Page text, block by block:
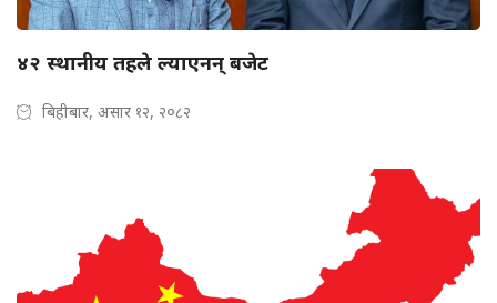
४२ स्थानीय तहले ल्याएनन् बजेट
बिहीबार, असार १२, २०८२